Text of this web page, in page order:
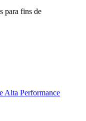
para fins de
Alta Performance